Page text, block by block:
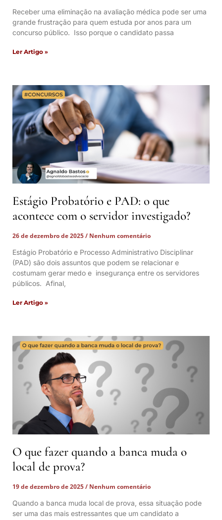
Receber uma eliminação na avaliação médica pode ser uma
grande frustração para quem estuda por anos para um
concurso público. Isso porque o candidato passa
Ler Artigo »
Estágio Probatório e PAD: o que
acontece com o servidor investigado?
26 de dezembro de 2025
Nenhum comentário
Estágio Probatório e Processo Administrativo Disciplinar
(PAD) são dois assuntos que podem se relacionar e
costumam gerar medo e insegurança entre os servidores
públicos. Afinal,
Ler Artigo »
O que fazer quando a banca muda o
local de prova?
19 de dezembro de 2025
Nenhum comentário
Quando a banca muda local de prova, essa situação pode
ser uma das mais estressantes que um candidato a